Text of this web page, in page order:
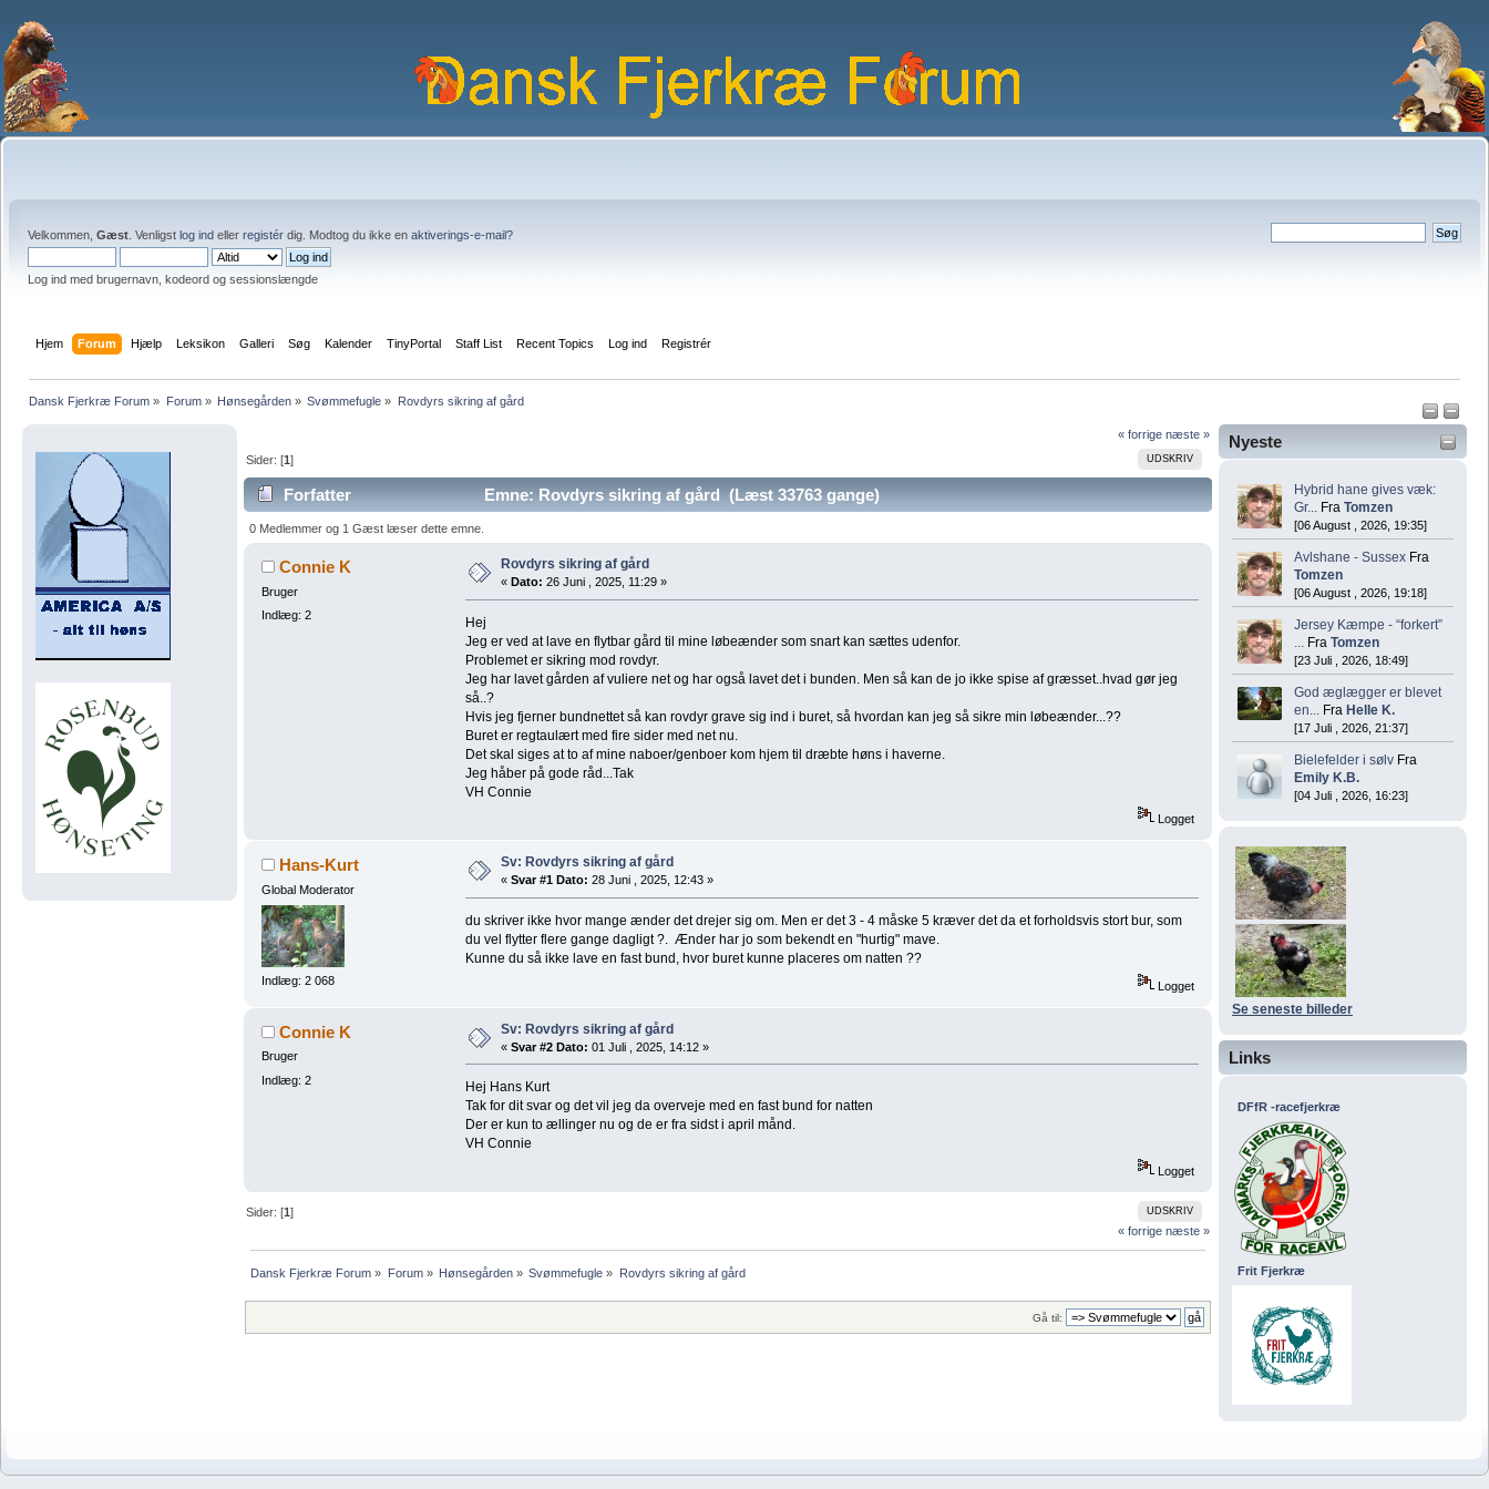
Velkommen, Gæst . Venligst log ind eller registér dig. Modtog du ikke en aktiverings-e-mail?
Log ind med brugernavn, kodeord og sessionslængde
Hjem Forum Hjælp Leksikon Galleri Søg Kalender TinyPortal Staff List Recent Topics Log ind Registrér
Dansk Fjerkræ Forum » Forum» Hønsegården» Svømmefugle » Rovdyrs sikring af gård
Nyeste
Hybrid hane gives væk:
Gr... Fra Tomzen
[06 August , 2026, 19:35]
Avlshane - Sussex Fra
Tomzen
[06 August , 2026, 19:18]
Jersey Kæmpe - “forkert”
... Fra Tomzen
[23 Juli , 2026, 18:49]
God æglægger er blevet
en... Fra Helle K.
[17 Juli , 2026, 21:37]
Bielefelder i sølv Fra
Emily K.B.
[04 Juli , 2026, 16:23]
Se seneste billeder
Links
DFfR -racefjerkræ
Frit Fjerkræ
« forrige næste »
UDSKRIV
Sider: [1]
Forfatter Emne: Rovdyrs sikring af gård (Læst 33763 gange)
0 Medlemmer og 1 Gæst læser dette emne.
Connie K
Bruger
Indlæg: 2
Rovdyrs sikring af gård
« Dato: 26 Juni , 2025, 11:29 »
Hej
Jeg er ved at lave en flytbar gård til mine løbeænder som snart kan sættes udenfor.
Problemet er sikring mod rovdyr.
Jeg har lavet gården af vuliere net og har også lavet det i bunden. Men så kan de jo ikke spise af græsset..hvad gør jeg
så..?
Hvis jeg fjerner bundnettet så kan rovdyr grave sig ind i buret, så hvordan kan jeg så sikre min løbeænder...??
Buret er regtaulært med fire sider med net nu.
Det skal siges at to af mine naboer/genboer kom hjem til dræbte høns i haverne.
Jeg håber på gode råd...Tak
VH Connie
Logget
Hans-Kurt
Global Moderator
Indlæg: 2 068
Sv: Rovdyrs sikring af gård
« Svar #1 Dato: 28 Juni , 2025, 12:43 »
du skriver ikke hvor mange ænder det drejer sig om. Men er det 3 - 4 måske 5 kræver det da et forholdsvis stort bur, som
du vel flytter flere gange dagligt ?. Ænder har jo som bekendt en "hurtig" mave.
Kunne du så ikke lave en fast bund, hvor buret kunne placeres om natten ??
Logget
Connie K
Bruger
Indlæg: 2
Sv: Rovdyrs sikring af gård
« Svar #2 Dato: 01 Juli , 2025, 14:12 »
Hej Hans Kurt
Tak for dit svar og det vil jeg da overveje med en fast bund for natten
Der er kun to ællinger nu og de er fra sidst i april månd.
VH Connie
Logget
UDSKRIV
Sider: [1]
« forrige næste »
Dansk Fjerkræ Forum » Forum» Hønsegården» Svømmefugle » Rovdyrs sikring af gård
Gå til: